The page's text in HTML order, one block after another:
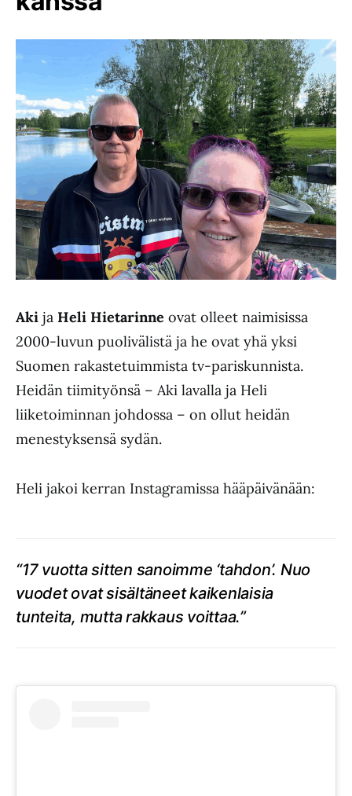
Aki ja Heli Hietarinne ovat olleet naimisissa
2000-luvun puolivälistä ja he ovat yhä yksi
Suomen rakastetuimmista tv-pariskunnista.
Heidän tiimityönsä – Aki lavalla ja Heli
liiketoiminnan johdossa – on ollut heidän
menestyksensä sydän.
Heli jakoi kerran Instagramissa hääpäivänään:
“17 vuotta sitten sanoimme ‘tahdon’. Nuo
vuodet ovat sisältäneet kaikenlaisia
tunteita, mutta rakkaus voittaa.”